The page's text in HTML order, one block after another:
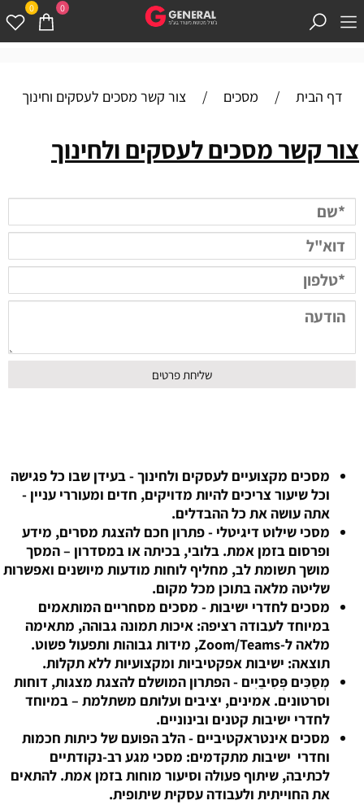
0 0
דף הבית / מסכים / צור קשר מסכים לעסקים וחינוך
צור קשר מסכים לעסקים ולחינוך
מסכים מקצועיים לעסקים ולחינוך -בעידן שבו כל פגישה
וכל שיעור צריכים להיות מדויקים, חדים ומעוררי עניין -
אתה עושה את כל ההבדלים.
מסכי שילוט דיגיטלי - פתרון חכם להצגת מסרים, מידע
ופרסום בזמן אמת. בלובי, בכיתה או במסדרון – המסך
מושך תשומת לב, מחליף לוחות מודעות מיושנים ואפשרות
שליטה מלאה בתוכן מכל מקום.
מסכים לחדרי ישיבות- מסכים מסחריים המותאמים
במיוחד לעבודה רציפה: איכות תמונה גבוהה, מתאימה
מלאה ל-Zoom/Teams, מידות גבוהות ותפעול פשוט.
תוצאה: ישיבות אפקטיביות ומקצועיות ללא תקלות.
מְסַכִּים פְּסִיבֵיִים -הפתרון המושלם להצגת מצגות, דוחות
וסרטונים. אמינים, יציבים ועלותם משתלמת – במיוחד
לחדרי ישיבות קטנים ובינוניים.
מסכים אינטראקטיביים -הלב הפועם של כיתות חכמות
וחדרי ישיבות מתקדמים: מסכי מגע רב-נקודתיים
לכתיבה, שיתוף פעולה וסיעור מוחות בזמן אמת. להתאים
את החוייתית ולעבודה עסקית שיתופית.